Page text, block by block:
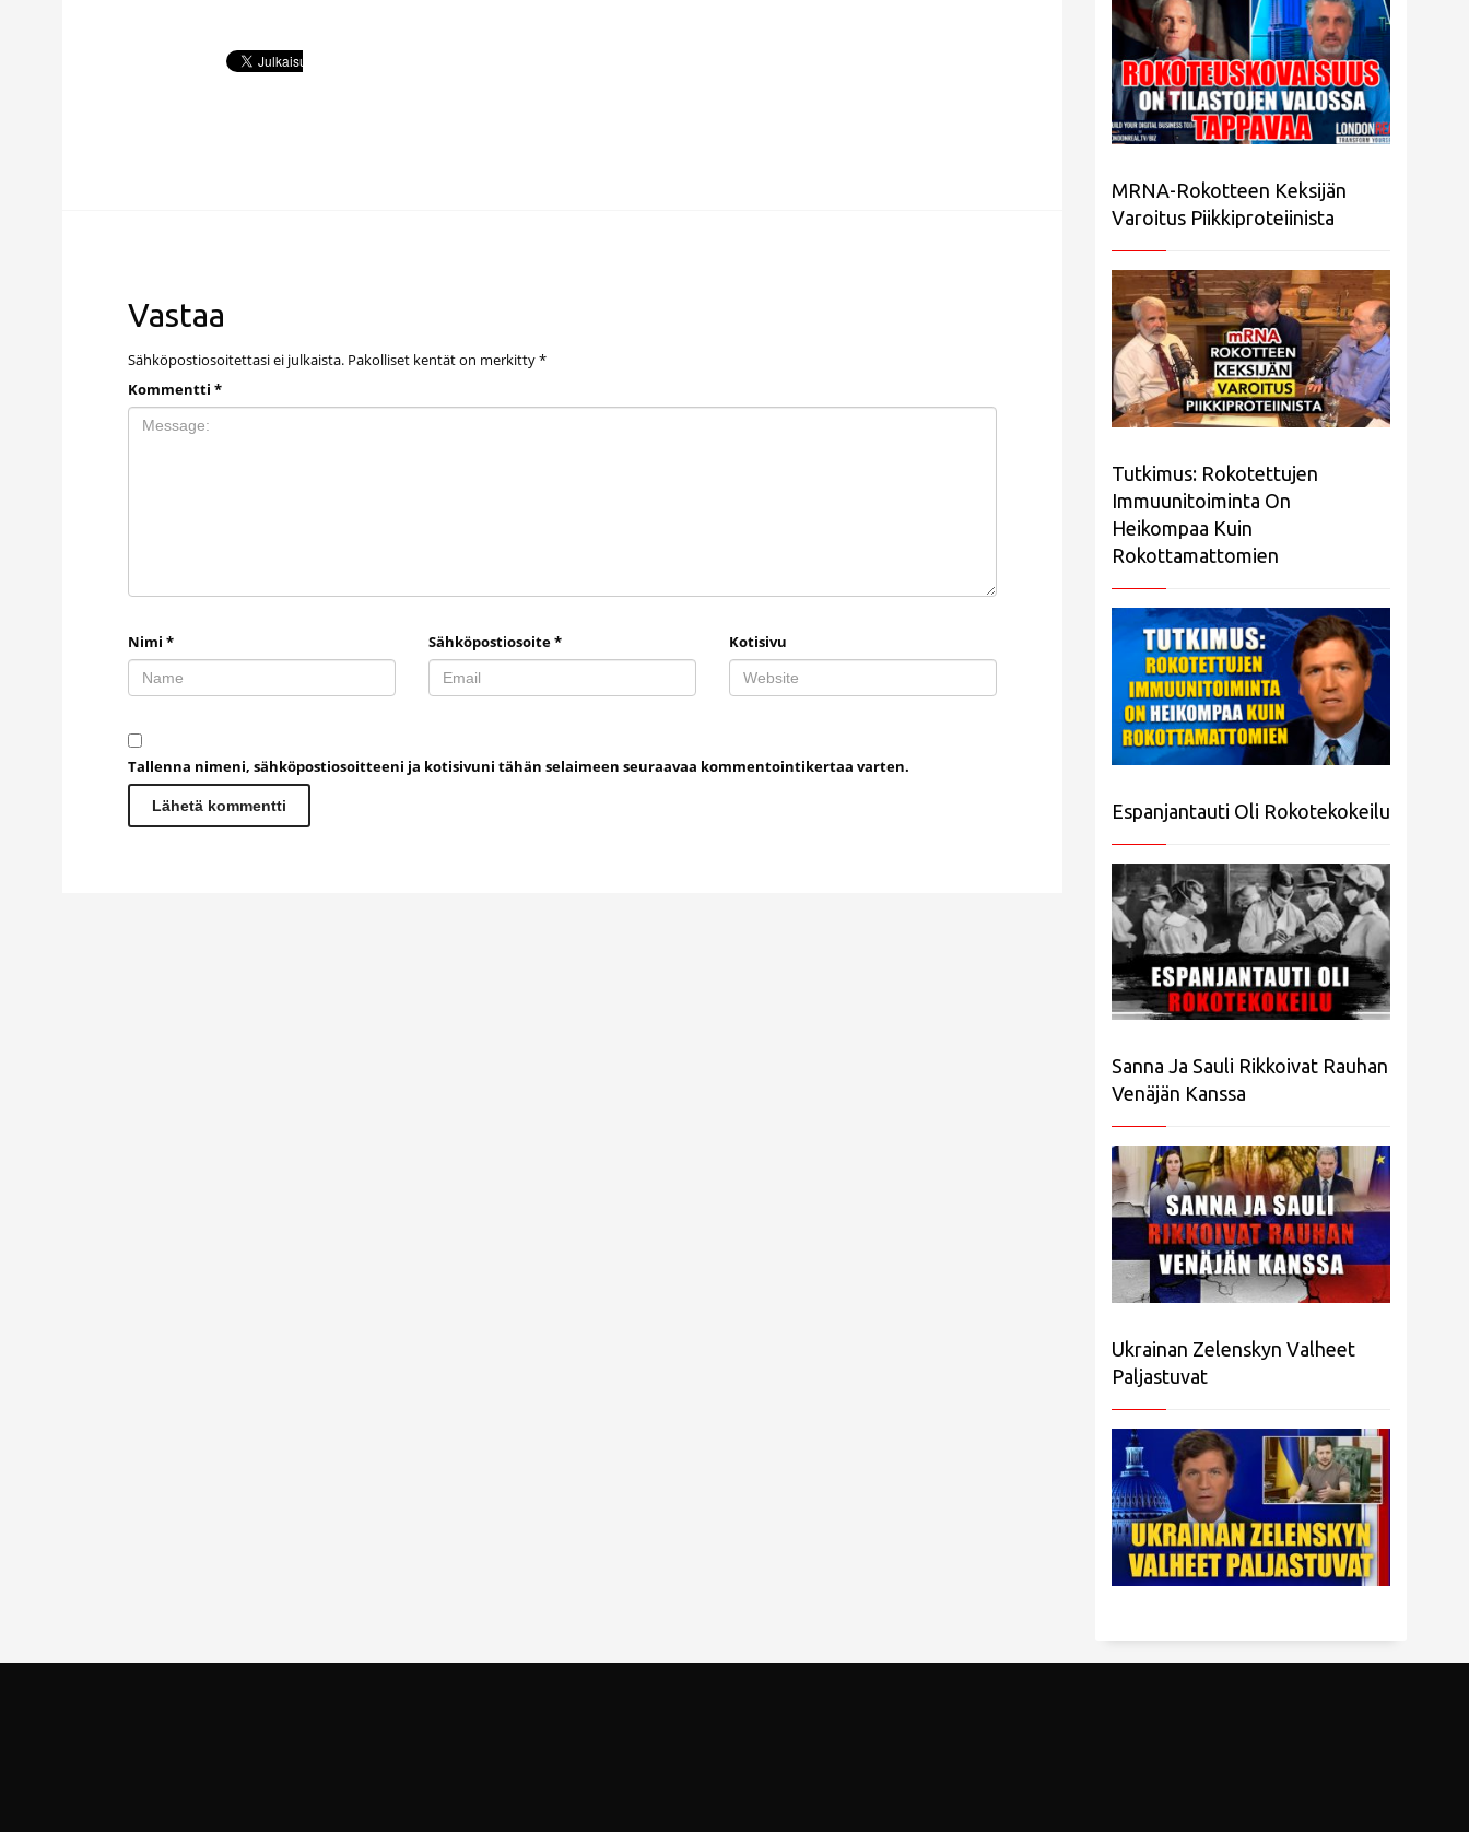
Vastaa
Sähköpostiosoitettasi ei julkaista. Pakolliset kentät on merkitty*
Kommentti *
Nimi * Sähköpostiosoite* Kotisivu
Tallenna nimeni, sähköpostiosoitteeni ja kotisivuni tähän selaimeen seuraavaa kommentointikertaa varten.
MRNA-Rokotteen Keksijän
Varoitus Piikkiproteiinista
Tutkimus: Rokotettujen
Immuunitoiminta On
Heikompaa Kuin
Rokottamattomien
Espanjantauti Oli Rokotekokeilu
Sanna Ja Sauli Rikkoivat Rauhan
Venäjän Kanssa
Ukrainan Zelenskyn Valheet
Paljastuvat